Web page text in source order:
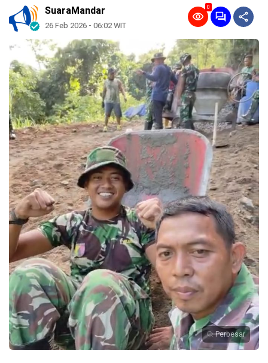
SuaraMandar
26 Feb 2026 - 06:02 WIT
0
Perbesar